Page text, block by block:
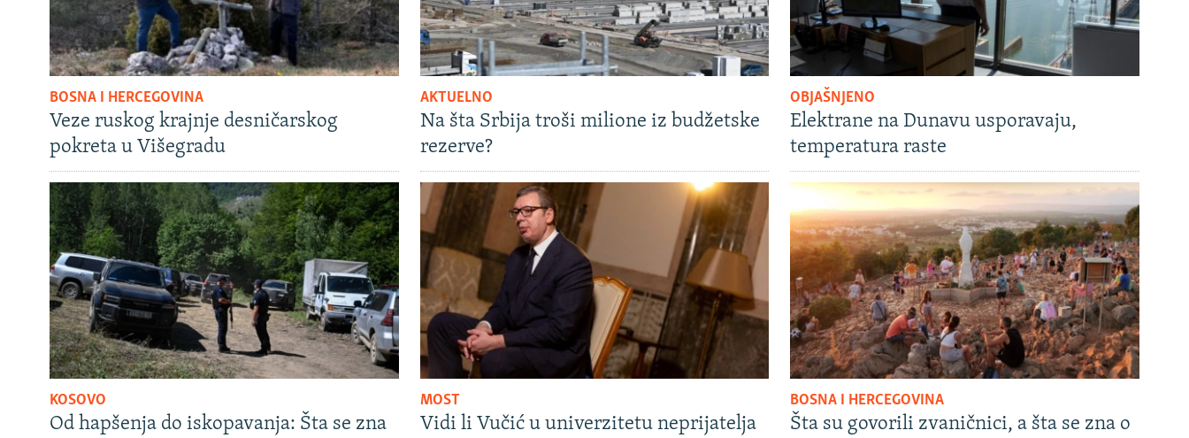
BOSNA I HERCEGOVINA
Veze ruskog krajnje desničarskog
pokreta u Višegradu
AKTUELNO
Na šta Srbija troši milione iz budžetske
rezerve?
OBJAŠNJENO
Elektrane na Dunavu usporavaju,
temperatura raste
KOSOVO
Od hapšenja do iskopavanja: Šta se zna
MOST
Vidi li Vučić u univerzitetu neprijatelja
BOSNA I HERCEGOVINA
Šta su govorili zvaničnici, a šta se zna o